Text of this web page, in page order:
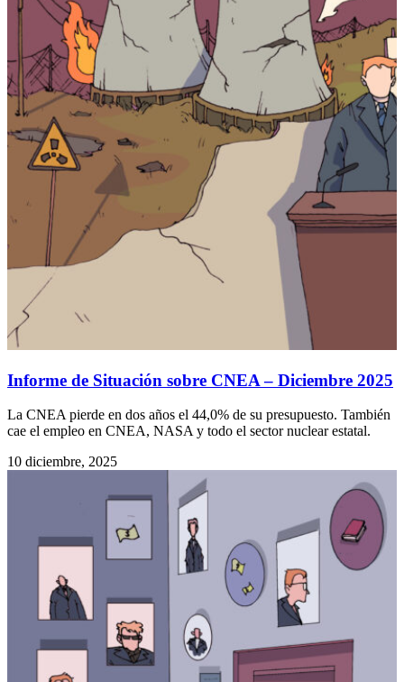
Informe de Situación sobre CNEA – Diciembre 2025
La CNEA pierde en dos años el 44,0% de su presupuesto. También
cae el empleo en CNEA, NASA y todo el sector nuclear estatal.
10 diciembre, 2025